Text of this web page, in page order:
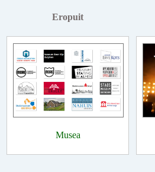
Eropuit
Musea